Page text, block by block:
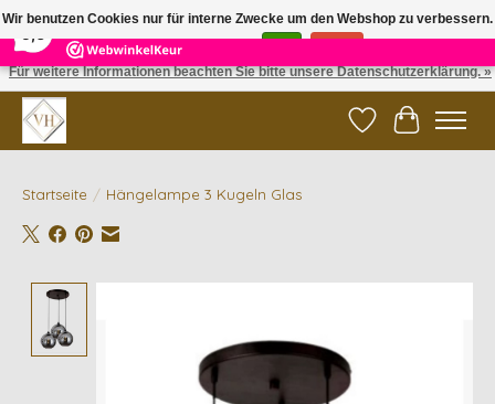
5 Reviews ×
✓ Gratis verzending vanaf €200 | ✓ 14 dagen retourneren
Wunschzettel
Ihr
Startseite / Hängelampe 3 Kugeln Glas
Wir benutzen Cookies nur für interne Zwecke um den Webshop zu verbessern.
Ist das in Ordnung?
Für weitere Informationen beachten Sie bitte unsere Datenschutzerklärung. »